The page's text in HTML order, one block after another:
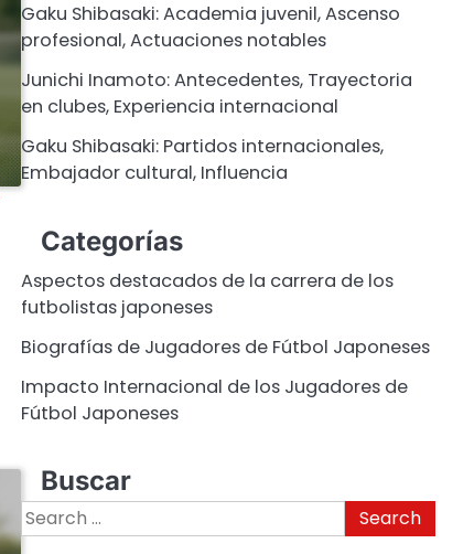
Gaku Shibasaki: Academia juvenil, Ascenso
profesional, Actuaciones notables
Junichi Inamoto: Antecedentes, Trayectoria
en clubes, Experiencia internacional
Gaku Shibasaki: Partidos internacionales,
Embajador cultural, Influencia
Categorías
Aspectos destacados de la carrera de los
futbolistas japoneses
Biografías de Jugadores de Fútbol Japoneses
Impacto Internacional de los Jugadores de
Fútbol Japoneses
Buscar
Search
for: